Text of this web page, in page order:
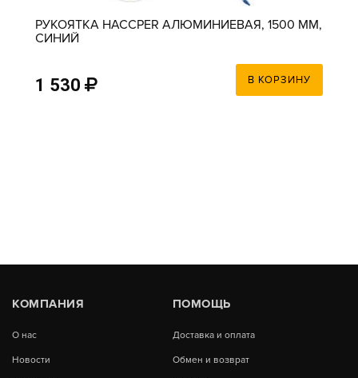
РУКОЯТКА HACCPER АЛЮМИНИЕВАЯ, 1500 ММ,
СИНИЙ
1 530 В КОРЗИНУ
КОМПАНИЯ
О нас
Новости
ПОМОЩЬ
Доставка и оплата
Обмен и возврат